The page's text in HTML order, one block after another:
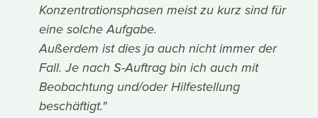
Konzentrationsphasen meist zu kurz sind für
eine solche Aufgabe.
Außerdem ist dies ja auch nicht immer der
Fall. Je nach S-Auftrag bin ich auch mit
Beobachtung und/oder Hilfestellung
beschäftigt."